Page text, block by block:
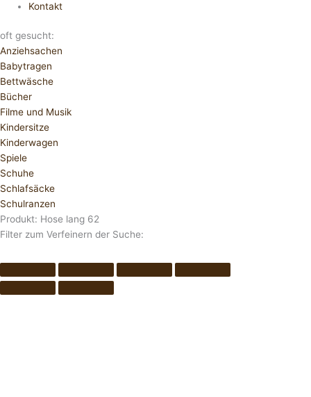
Kontakt
oft gesucht:
Anziehsachen
Babytragen
Bettwäsche
Bücher
Filme und Musik
Kindersitze
Kinderwagen
Spiele
Schuhe
Schlafsäcke
Schulranzen
Produkt: Hose lang 62
Filter zum Verfeinern der Suche: